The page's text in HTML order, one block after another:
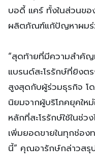
บอดี้ แคร์ ทั้งในส่วนขอ
ผลิตภัณฑ์แก้ปัญหาผมร่
“สุดท้ายที่มีความสำคั
แบรนด์สะโรรักษ์ที่ยิงต
สูงสุดกับผู้ร่วมธุรกิจ โ
นิยมจากผู้บริโภคยุคใ
หลักที่สะโรรักษ์ใช้ในช่
เพิ่มยอดขายในทุกช่อง
นี้” คุณอารักษ์กล่าวสรุ